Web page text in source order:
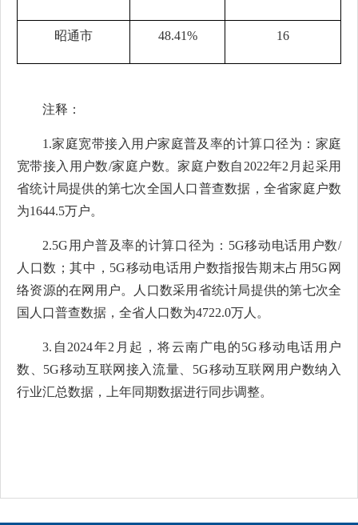
昭通市 48.41% 16
注释：
1.家庭宽带接入用户家庭普及率的计算口径为：家庭
宽带接入用户数/家庭户数。家庭户数自 2022年2 月起采用
省统计局提供的第七次全国人口普查数据，全省家庭户数
为1644.5万户。
2.5G 用户普及率的计算口径为： 5G移动电话用户数/
人口数；其中， 5G移动电话用户数指报告期末占用 5G 网
络资源的在网用户。
人口数采用省统计局提供的第七次全
国人口普查数据，全省 人口数为4722.0万 人。
3. 自 2024年2 月起，将云南广电的5G移动电话用户
数、 5G移动互联网接入流量、 5G移动互联网用户数纳入
行业汇总数据，上年同期数据进行同步调整。